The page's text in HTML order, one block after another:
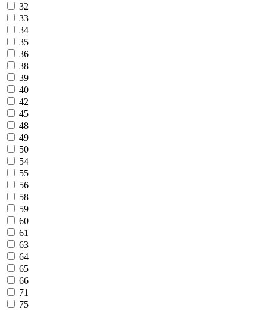
32
33
34
35
36
38
39
40
42
45
48
49
50
54
55
56
58
59
60
61
63
64
65
66
71
75